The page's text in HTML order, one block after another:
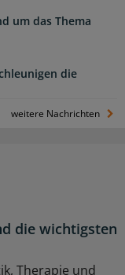
um das Thema
die
weitere Nachrichten
die wichtigsten
Therapie und